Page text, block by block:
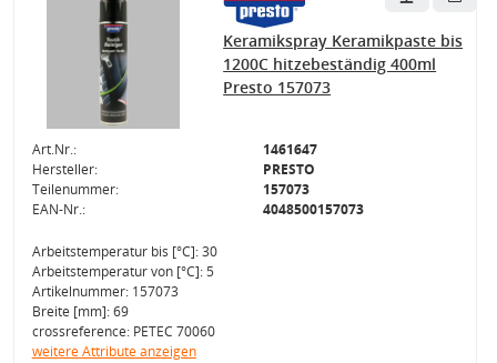
Keramikspray Keramikpaste bis
1200C hitzebeständig 400ml
Presto 157073
Art.Nr.:
1461647
Hersteller:
PRESTO
Teilenummer:
157073
EAN-Nr.:
4048500157073
Arbeitstemperatur bis [°C]: 30
Arbeitstemperatur von [°C]: 5
Artikelnummer: 157073
Breite [mm]: 69
crossreference: PETEC 70060
weitere Attribute anzeigen